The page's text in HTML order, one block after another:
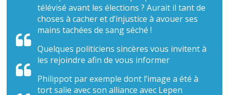
télévisé avant les élections ? Aurait il tant de
choses à cacher et d’injustice à avouer ses
mains tachées de sang séché !
Quelques politiciens sincères vous invitent à
les rejoindre afin de vous informer
Philippot par exemple dont l’image a été à
tort salie avec son alliance avec Lepen